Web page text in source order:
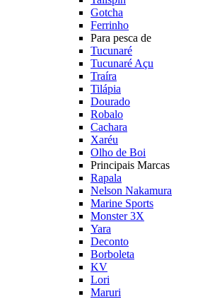
Gotcha
Ferrinho
Para pesca de
Tucunaré
Tucunaré Açu
Traíra
Tilápia
Dourado
Robalo
Cachara
Xaréu
Olho de Boi
Principais Marcas
Rapala
Nelson Nakamura
Marine Sports
Monster 3X
Yara
Deconto
Borboleta
KV
Lori
Maruri